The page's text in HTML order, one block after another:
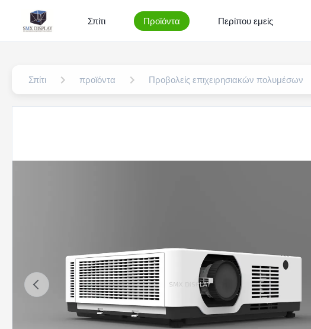
Σπίτι Προϊόντα Περίπου εμείς
Σπίτι προϊόντα Προβολείς επιχειρησιακών πολυμέσων